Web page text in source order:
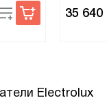
35 640
Electrolux